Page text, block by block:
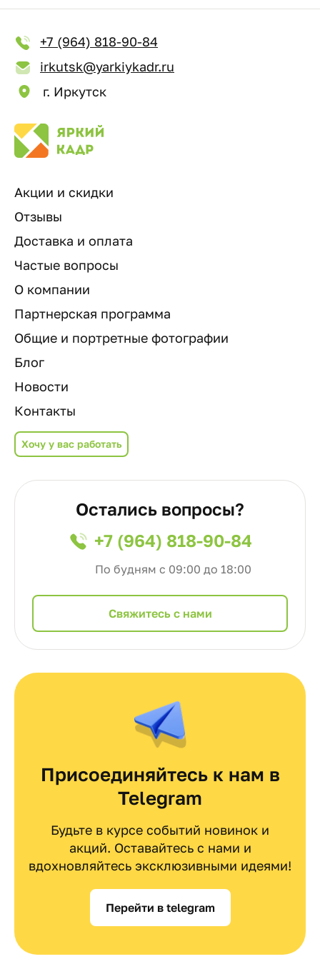
+7 (964) 818-90-84
irkutsk@yarkiykadr.ru
г. Иркутск
Акции и скидки
Отзывы
Доставка и оплата
Частые вопросы
О компании
Партнерская программа
Общие и портретные фотографии
Блог
Новости
Контакты
Хочу у вас работать
Остались вопросы?
+7 (964) 818-90-84
По будням с 09:00 до 18:00
Cвяжитесь с нами
Присоединяйтесь к нам в
Telegram
Будьте в курсе событий новинок и
акций. Оставайтесь с нами и
вдохновляйтесь эксклюзивными идеями!
Перейти в telegram